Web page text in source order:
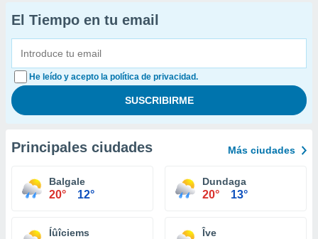
El Tiempo en tu email
He leído y acepto la política de privacidad.
Principales ciudades Más ciudades
Balgale
20° 12°
Dundaga
20° 13°
Íûîciems Îve